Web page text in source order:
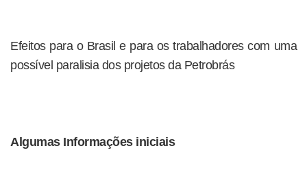
Efeitos para o Brasil e para os trabalhadores com uma
possível paralisia dos projetos da Petrobrás
Algumas Informações iniciais